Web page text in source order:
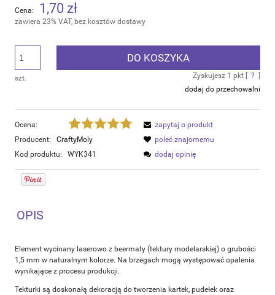
Cena: 1,70 zł
zawiera 23% VAT, bez kosztów dostawy
szt.
DO KOSZYKA
Zyskujesz 1 pkt [ ?
dodaj do przechowalni
Ocena:
Producent:
CraftyMoly
Kod produktu:
WYK341
zapytaj o produkt
poleć znajomemu
dodaj opinię
OPIS
Element wycinany laserowo z beermaty (tektury modelarskiej) o grubości
1,5 mm w naturalnym kolorze. Na brzegach mogą występować opalenia
wynikające z procesu produkcji.
Tekturki są doskonałą dekoracją do tworzenia kartek, pudełek oraz